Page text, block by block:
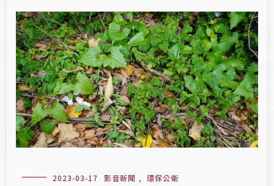
2023-03-17 影音新聞 , 環保公衛